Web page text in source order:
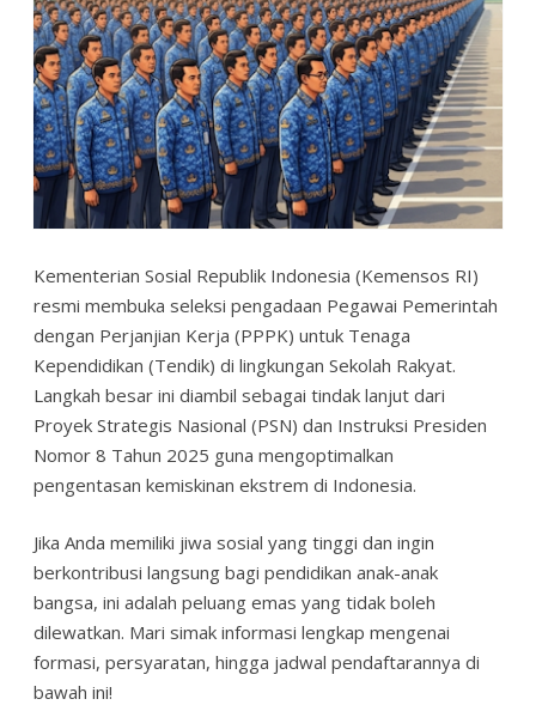
Kementerian Sosial Republik Indonesia (Kemensos RI)
resmi membuka seleksi pengadaan Pegawai Pemerintah
dengan Perjanjian Kerja (PPPK) untuk Tenaga
Kependidikan (Tendik) di lingkungan Sekolah Rakyat.
Langkah besar ini diambil sebagai tindak lanjut dari
Proyek Strategis Nasional (PSN) dan Instruksi Presiden
Nomor 8 Tahun 2025 guna mengoptimalkan
pengentasan kemiskinan ekstrem di Indonesia.
Jika Anda memiliki jiwa sosial yang tinggi dan ingin
berkontribusi langsung bagi pendidikan anak-anak
bangsa, ini adalah peluang emas yang tidak boleh
dilewatkan. Mari simak informasi lengkap mengenai
formasi, persyaratan, hingga jadwal pendaftarannya di
bawah ini!